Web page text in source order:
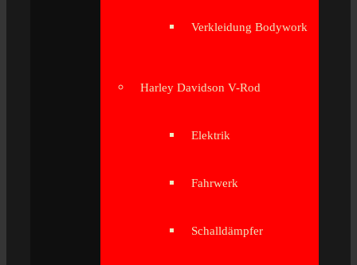
Verkleidung Bodywork
Harley Davidson V-Rod
Elektrik
Fahrwerk
Schalldämpfer